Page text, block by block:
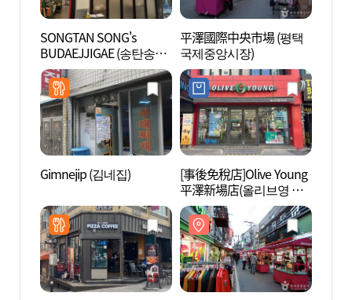
SONGTAN SONG's
BUDAEJJIGAE (송탄송쓰
부대찌개)
平澤國際中央市場 (평택
국제중앙시장)
Gimnejip (김네집)
[事後免稅店]Olive Young
平澤新場店(올리브영 평
택신장점)